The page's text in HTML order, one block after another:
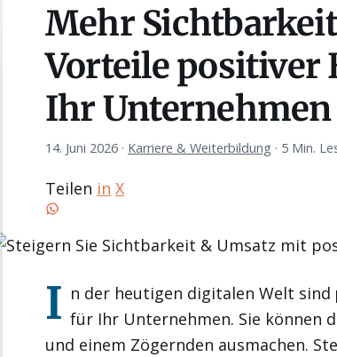
Mehr
Vorteile positiver
Ihr Unternehmen
14. Juni 2026 · Karriere & Weiterbildung · 5 Min.
Teilen in X
I n der heutigen digitalen Welt sind
für Ihr Unternehmen. Sie können
und einem Zögernden ausmachen.